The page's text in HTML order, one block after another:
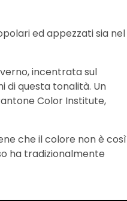
ed appezzati sia nel
incentrata sul
di questa tonalità. Un
Color Institute,
che il colore non è così
ha tradizionalmente